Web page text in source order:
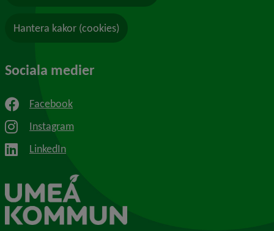
Hantera kakor (cookies)
Sociala medier
Facebook
Instagram
LinkedIn